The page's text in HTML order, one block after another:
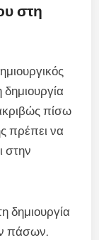
στη
πίσω
πρέπει να
στην
δημιουργία
πάσων.